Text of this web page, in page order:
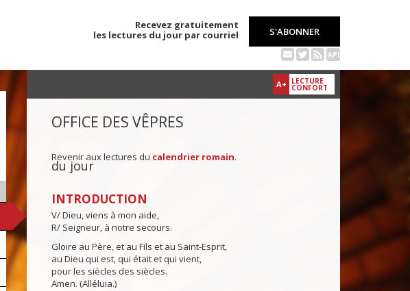
Recevez gratuitement
les lectures du jour par courriel
S'ABONNER
API
A+ LECTURE
CONFORT
OFFICE DES VÊPRES
Revenir aux lectures du calendrier romain.
du jour
INTRODUCTION
V/ Dieu, viens à mon aide,
R/ Seigneur, à notre secours.
Gloire au Père, et au Fils et au Saint-Esprit,
au Dieu qui est, qui était et qui vient,
pour les siècles des siècles.
Amen. (Alléluia.)